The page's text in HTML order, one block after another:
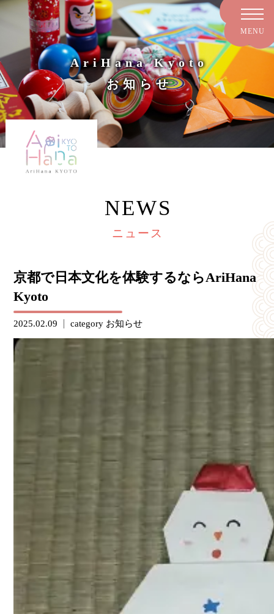
AriHana Kyoto
お知らせ
NEWS
ニュース
京都で日本文化を体験するならAriHana
Kyoto
2025.02.09 category お知らせ